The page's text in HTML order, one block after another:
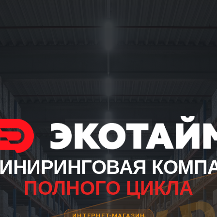
ПОЛНОГО ЦИКЛА
ИНТЕРНЕТ-МАГАЗИН